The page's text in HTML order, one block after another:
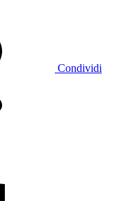
Condividi